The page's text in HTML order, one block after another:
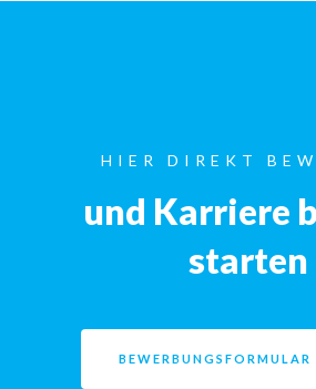
HIER DIREKT
und Karriere
starten
BEWERBUNGSFORMULAR